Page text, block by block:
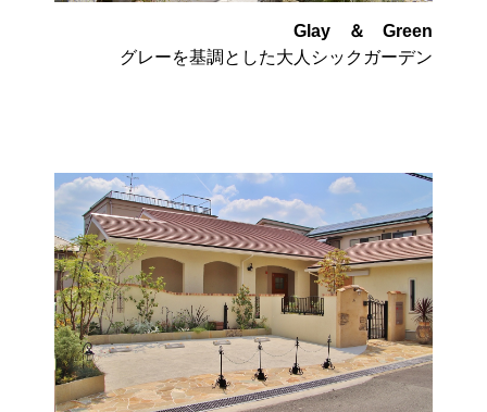
Glay ＆ Green
グレーを基調とした大人シックガーデン